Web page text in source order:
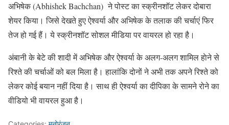
अभिषेक (Abhishek Bachchan) ने पोस्ट का स्क्रीनशॉट लेकर दोबारा
शेयर किया। जिसे देखते हुए ऐश्वर्या और अभिषेक के तलाक की चर्चाएं फिर
तेज हो गई हैं। ये स्क्रीनशॉट सोशल मीडिया पर वायरल हो रहा है।
अंबानी के बेटे की शादी में अभिषेक और ऐश्वर्या के अलग-अलग शामिल हाेने से
रिश्ते की चर्चाओं को बल मिला है। हालांकि दोनों ने अभी तक अपने रिश्ते को
लेकर कोई बयान नहीं दिया है। साथ ही ऐश्वर्या का दीपिका के सामने रोने का
वीडियो भी वायरल हुआ है।